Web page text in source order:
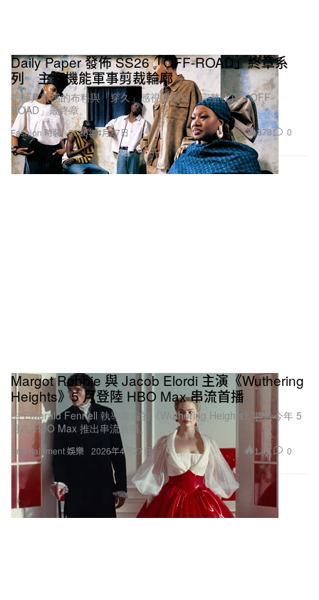
Fashion 時裝
Daily Paper 發佈 SS26「OFF-ROAD」終章系
列 主打機能軍事剪裁輪廓
把極具質感的布料與「穿久」感視覺混合，完整收官「OFF-
ROAD」最終章。
2026年4月27日 873 0
Entertainment 娛樂
Margot Robbie 與 Jacob Elordi 主演《Wuthering
Heights》5 月登陸 HBO Max 串流首播
由 Emerald Fennell 執導改編的《Wuthering Heights》將於今年 5
月在 HBO Max 推出串流首播。
2026年4月27日 1.4K 0